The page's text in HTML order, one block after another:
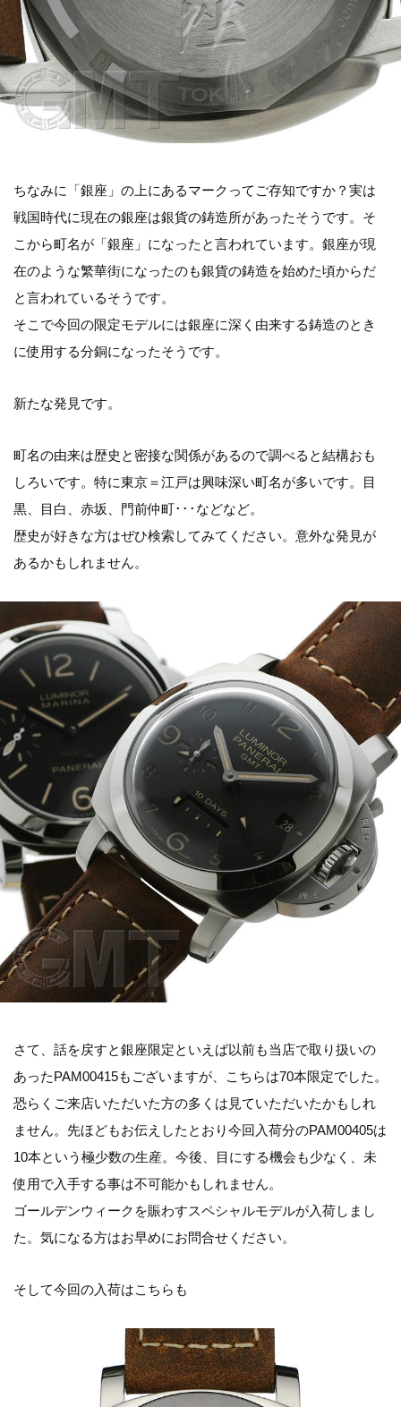
ちなみに「銀座」の上にあるマークってご存知ですか？実は
戦国時代に現在の銀座は銀貨の鋳造所があったそうです。そ
こから町名が「銀座」になったと言われています。銀座が現
在のような繁華街になったのも銀貨の鋳造を始めた頃からだ
と言われているそうです。
そこで今回の限定モデルには銀座に深く由来する鋳造のとき
に使用する分銅になったそうです。
新たな発見です。
町名の由来は歴史と密接な関係があるので調べると結構おも
しろいです。特に東京＝江戸は興味深い町名が多いです。目
黒、目白、赤坂、門前仲町･･･などなど。
歴史が好きな方はぜひ検索してみてください。意外な発見が
あるかもしれません。
さて、話を戻すと銀座限定といえば以前も当店で取り扱いの
あったPAM00415もございますが、こちらは70本限定でした。
恐らくご来店いただいた方の多くは見ていただいたかもしれ
ません。先ほどもお伝えしたとおり今回入荷分のPAM00405は
10本という極少数の生産。今後、目にする機会も少なく、未
使用で入手する事は不可能かもしれません。
ゴールデンウィークを賑わすスペシャルモデルが入荷しまし
た。気になる方はお早めにお問合せください。
そして今回の入荷はこちらも